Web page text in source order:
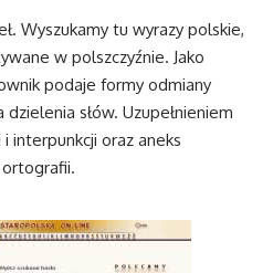
Wyszukamy tu wyrazy polskie,
w polszczyźnie. Jako
podaje formy odmiany
słów. Uzupełnieniem
interpunkcji oraz aneks
ortografii.